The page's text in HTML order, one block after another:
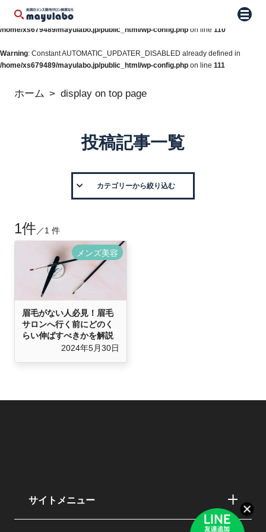
Warning: Constant WP_AUTO_UPDATE_CORE already defined in
/home/xs679489/mayulabo.jp/public_html/wp-config.php on line 110
Warning: Constant AUTOMATIC_UPDATER_DISABLED already defined in
/home/xs679489/mayulabo.jp/public_html/wp-config.php on line 111
メニ
ホーム display on top page
投稿記事一覧
カテゴリーから絞り込む
1件／1 件
メンズ美容
眉毛がない人必見！眉毛
サロンへ行く前にどのく
らい伸ばすべきかを解説
2024年5月30日
サイトメニュー